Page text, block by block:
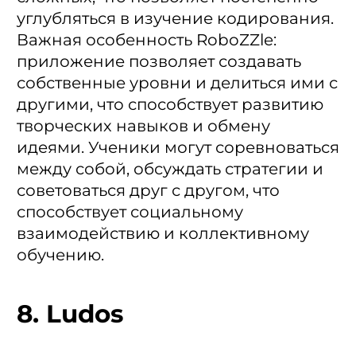
углубляться в изучение кодирования.
Важная особенность RoboZZle:
приложение позволяет создавать
собственные уровни и делиться ими с
другими, что способствует развитию
творческих навыков и обмену
идеями. Ученики могут соревноваться
между собой, обсуждать стратегии и
советоваться друг с другом, что
способствует социальному
взаимодействию и коллективному
обучению.
8. Ludos